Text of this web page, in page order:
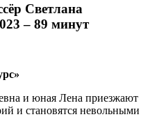
Светлана
– 89 минут
и юная Лена приезжают
и становятся невольными